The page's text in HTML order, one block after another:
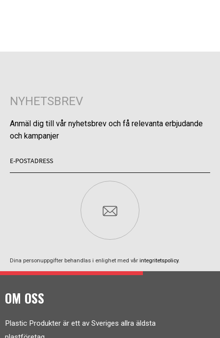
NYHETSBREV
Anmäl dig till vår nyhetsbrev och få relevanta erbjudande
och kampanjer
Dina personuppgifter behandlas i enlighet med vår integritetspolicy.
OM OSS
Plastic Produkter är ett av Sveriges allra äldsta